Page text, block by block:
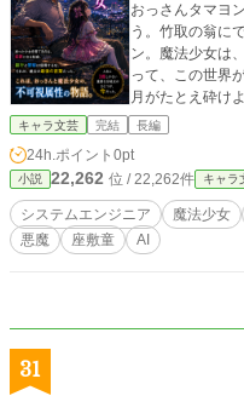
おっさんタマヨ
う。竹取の翁に
ン。魔法少女は
って、この世界
月がたとえ砕け
魔タマヨンは今
キャラ文芸 完結 長編
24h.ポイント 0pt
小説 22,262 位 / 22,262件 キャラ
システムエンジニア 魔法少女
悪魔
座敷童 AI
31